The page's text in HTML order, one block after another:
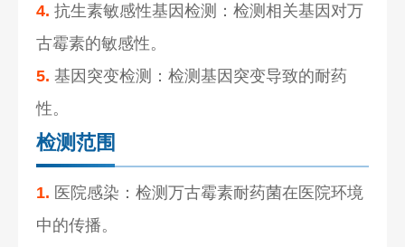
4. 抗生素敏感性基因检测：检测相关基因对万
古霉素的敏感性。
5. 基因突变检测：检测基因突变导致的耐药
性。
检测范围
1. 医院感染：检测万古霉素耐药菌在医院环境
中的传播。